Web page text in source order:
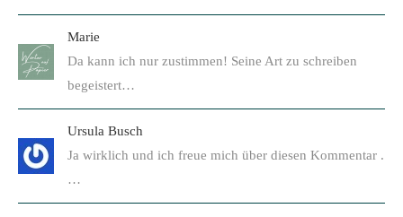
Marie
Da kann ich nur zustimmen! Seine Art zu schreiben
begeistert…
Ursula Busch
Ja wirklich und ich freue mich über diesen Kommentar .
…